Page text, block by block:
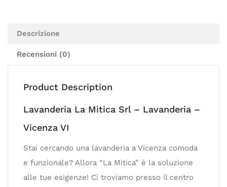
Descrizione
Recensioni (0)
Product Description
Lavanderia La Mitica Srl – Lavanderia –
Vicenza VI
Stai cercando una lavanderia a Vicenza comoda
e funzionale? Allora “La Mitica” è la soluzione
alle tue esigenze! Ci troviamo presso il centro